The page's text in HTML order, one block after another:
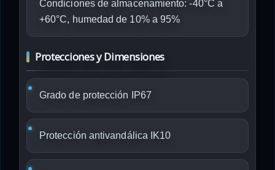
Condiciones de almacenamiento: -40°C a
+60°C, humedad de 10% a 95%
Protecciones y Dimensiones
Grado de protección IP67
Protección antivandálica IK10